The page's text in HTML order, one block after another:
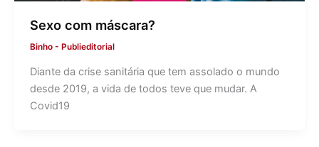
Sexo com máscara?
Binho - Publieditorial
Diante da crise sanitária que tem assolado o mundo
desde 2019, a vida de todos teve que mudar. A
Covid19